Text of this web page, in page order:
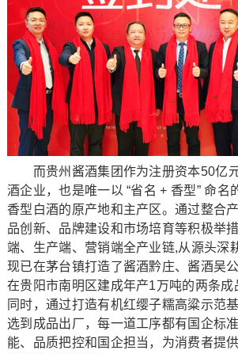
而贵州酱酒集团作为注册资本50亿
酒企业，也是唯一以 “省名 + 香型” 命名
香型白酒的原产地和主产区。通过整合
品创新、品牌建设和市场培育等积极举
端、生产端、营销端全产业链,从源头深
现已在茅台镇打造了酱酒黔庄、酱酒吴
在贵阳市南明区建成年产1万吨的两条成
同时，通过打造有机红缨子糯高粱示范
选到成品出厂，每一道工序都有国企标
能、品质把控和国企担当，为消费者提